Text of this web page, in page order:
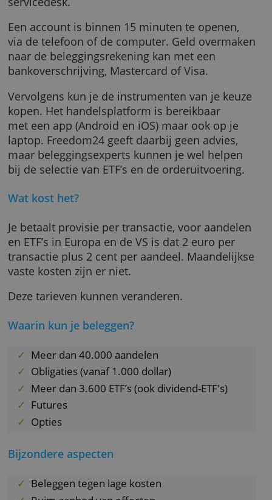
Voor beginners is er de Freedom24
waarmee je de beleggingsterminologie kunt
leren kennen. De informatie op het platform
in het Nederlands en er is een
servicedesk.
Een account is binnen 15 minuten te openen,
via de telefoon of de computer. Geld
naar de beleggingsrekening kan met een
bankoverschrijving, Mastercard of Visa.
kopen. Het handelsplatform is bereikbaar
laptop. Freedom24 geeft daarbij geen advies,
maar beleggingsexperts kunnen je wel
bij de selectie van ETF’s en de
Wat kost het?
Je betaalt provisie per transactie, voor
en ETF’s in Europa en de VS is dat 2 euro per
transactie plus 2 cent per aandeel.
vaste kosten zijn er niet.
Deze tarieven kunnen veranderen.
Meer dan 40.000 aandelen
Obligaties (vanaf 1.000 dollar)